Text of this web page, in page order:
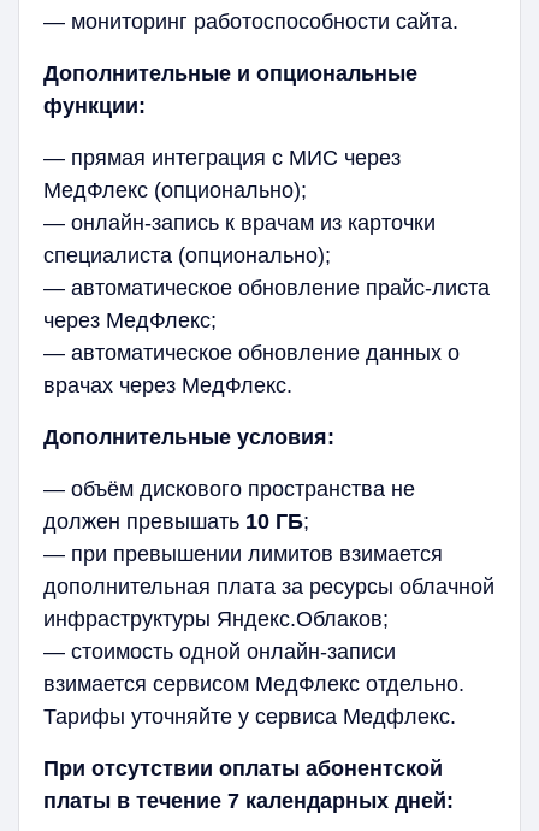
— мониторинг работоспособности сайта.
Дополнительные и опциональные
функции:
— прямая интеграция с МИС через
МедФлекс (опционально);
— онлайн-запись к врачам из карточки
специалиста (опционально);
— автоматическое обновление прайс-листа
через МедФлекс;
— автоматическое обновление данных о
врачах через МедФлекс.
Дополнительные условия:
— объём дискового пространства не
должен превышать 10 ГБ;
— при превышении лимитов взимается
дополнительная плата за ресурсы облачной
инфраструктуры Яндекс.Облаков;
— стоимость одной онлайн-записи
взимается сервисом МедФлекс отдельно.
Тарифы уточняйте у сервиса Медфлекс.
При отсутствии оплаты абонентской
платы в течение 7 календарных дней: